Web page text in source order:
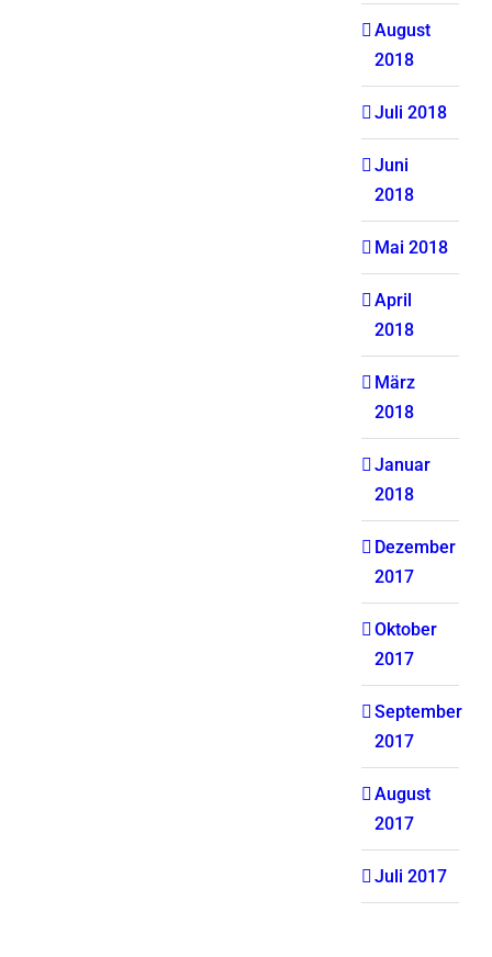
August
2018
Juli 2018
Juni
2018
Mai 2018
April
2018
März
2018
Januar
2018
Dezember
2017
Oktober
2017
September
2017
August
2017
Juli 2017